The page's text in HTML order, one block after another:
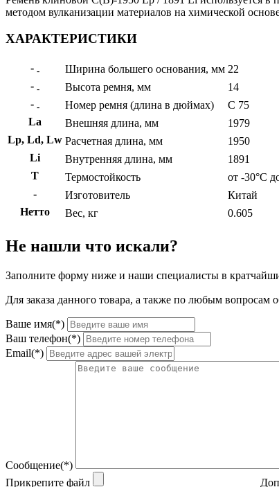
методом вулканизации материалов на химической
ХАРАКТЕРИСТИКИ
- - Ширина большего основания, мм 22
- - Высота ремня, мм
14
- - Номер ремня (длина в дюймах)
С 75
La
Внешняя длина, мм
1979
Lp, Ld, Lw Расчетная длина, мм
1950
Li
Внутренняя длина, мм
1891
Т
Термостойкость
от -30°C
-
Изготовитель
Китай
Нетто
Вес, кг 0.605
Не нашли что искали?
Заполните форму ниже и наши специалисты в
Для заказа данного товара, а также по любым
Ваше имя(*)
Ваш телефон(*)
Email(*)
Сообщение(*)
Прикрепите файл